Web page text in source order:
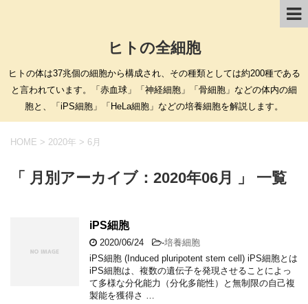
ヒトの全細胞
ヒトの体は37兆個の細胞から構成され、その種類としては約200種である
と言われています。「赤血球」「神経細胞」「骨細胞」などの体内の細
胞と、「iPS細胞」「HeLa細胞」などの培養細胞を解説します。
HOME > 2020年 > 6月
「 月別アーカイブ：2020年06月 」 一覧
iPS細胞
2020/06/24 -培養細胞
iPS細胞 (Induced pluripotent stem cell) iPS細胞とは
iPS細胞は、複数の遺伝子を発現させることによっ
て多様な分化能力（分化多能性）と無制限の自己複
製能を獲得さ …